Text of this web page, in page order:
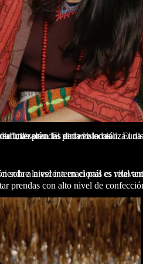
del Kene, poniendo así en evidencia un conocimiento ancestral”, resaltan las entrevistadas.
con nuevas propuestas: para que una marca nacional